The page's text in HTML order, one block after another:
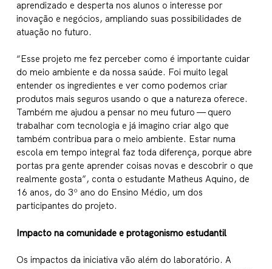
aprendizado e desperta nos alunos o interesse por
inovação e negócios, ampliando suas possibilidades de
atuação no futuro.
“Esse projeto me fez perceber como é importante cuidar
do meio ambiente e da nossa saúde. Foi muito legal
entender os ingredientes e ver como podemos criar
produtos mais seguros usando o que a natureza oferece.
Também me ajudou a pensar no meu futuro — quero
trabalhar com tecnologia e já imagino criar algo que
também contribua para o meio ambiente. Estar numa
escola em tempo integral faz toda diferença, porque abre
portas pra gente aprender coisas novas e descobrir o que
realmente gosta”, conta o estudante Matheus Aquino, de
16 anos, do 3º ano do Ensino Médio, um dos
participantes do projeto.
Impacto na comunidade e protagonismo estudantil
Os impactos da iniciativa vão além do laboratório. A